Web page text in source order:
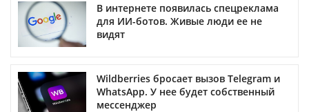
В интернете появилась спецреклама
для ИИ-ботов. Живые люди ее не
видят
Wildberries бросает вызов Telegram и
WhatsApp. У нее будет собственный
мессенджер